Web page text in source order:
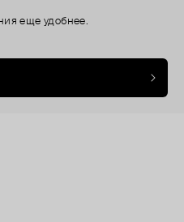
еще удобнее.